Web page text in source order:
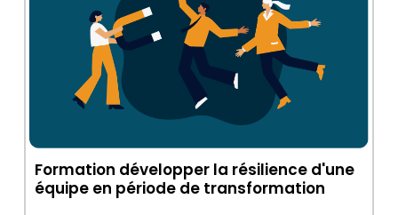
Formation développer la résilience d'une
équipe en période de transformation